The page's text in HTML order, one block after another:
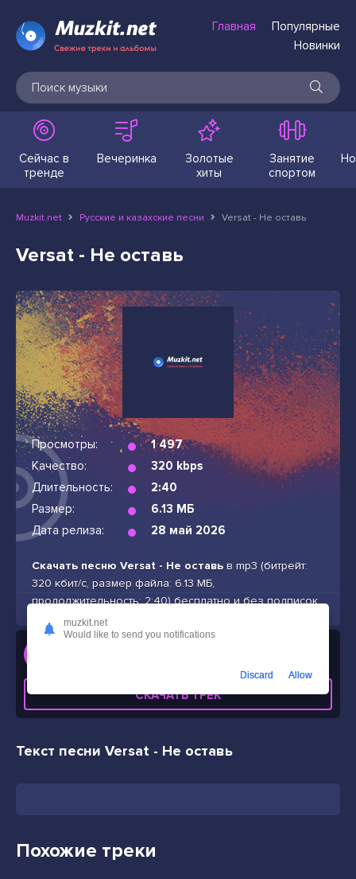
Главная
Популярные
Новинки
Сейчас в
тренде
Вечеринка
Золотые
хиты
Занятие
спортом
Muzkit.net Русские и казахские песни Versat - Не оставь
Versat - Не оставь
Просмотры:
1 497
Качество:
320 kbps
Длительность:
2:40
Размер:
6.13 МБ
Дата релиза:
28 май 2026
Скачать песню Versat - Не оставь в mp3 (битрейт:
320 кбит/с, размер файла: 6.13 МБ,
продолжительность: 2:40) бесплатно и без подписок
СКАЧАТЬ ТРЕК
Текст песни Versat - Не оставь
Похожие треки
muzkit.net
Would like to send you notifications
Discard Allow